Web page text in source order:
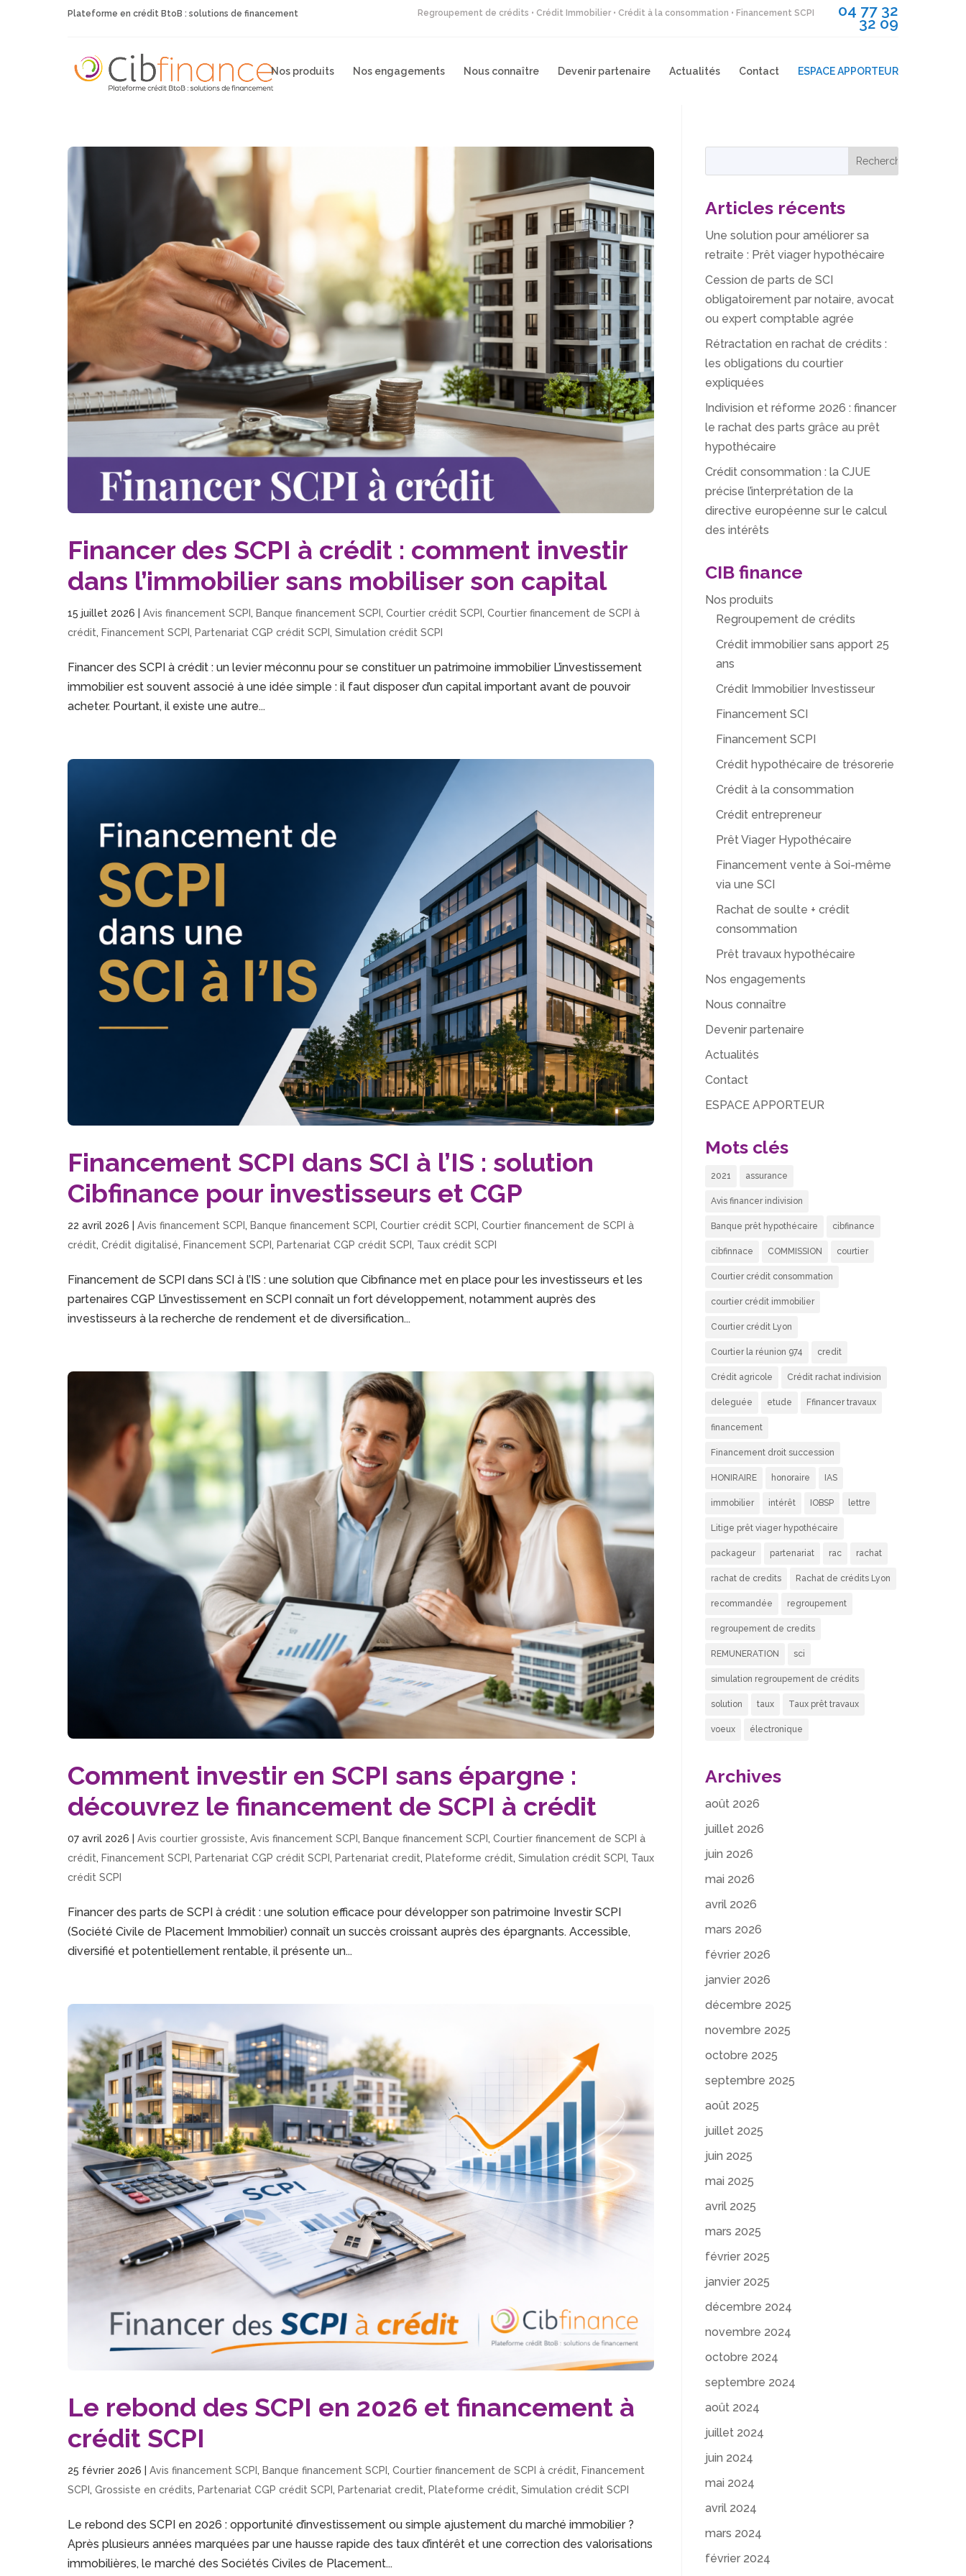
Plateforme en crédit BtoB : solutions de financement Regroupement de crédits • Crédit Immobilier • Crédit à la consommation • Financement SCPI 04 77 32
32 09
Nos produits Nos engagements Nous connaître Devenir partenaire Actualités Contact ESPACE APPORTEUR
Financer des SCPI à crédit : comment investir
dans l’immobilier sans mobiliser son capital
15 juillet 2026 |Avis financement SCPI , Banque financement SCPI ,Courtier crédit SCPI ,Courtier financement de SCPI à
crédit, Financement SCPI , Partenariat CGP crédit SCPI ,Simulation crédit SCPI
Financer des SCPI à crédit : un levier méconnu pour se constituer un patrimoine immobilier L’investissement
immobilier est souvent associé à une idée simple : il faut disposer d’un capital important avant de pouvoir
acheter. Pourtant, il existe une autre...
Financement SCPI dans SCI à l’IS : solution
Cibfinance pour investisseurs et CGP
22 avril 2026 |Avis financement SCPI, Banque financement SCPI,Courtier crédit SCPI,Courtier financement de SCPI à
crédit,Crédit digitalisé, Financement SCPI, Partenariat CGP crédit SCPI, Taux crédit SCPI
Financement de SCPI dans SCI à l’IS : une solution que Cibfinance met en place pour les investisseurs et les
partenaires CGP L’investissement en SCPI connaît un fort développement, notamment auprès des
investisseurs à la recherche de rendement et de diversification...
Comment investir en SCPI sans épargne :
découvrez le financement de SCPI à crédit
07 avril 2026 |Avis courtier grossiste,Avis financement SCPI,Banque financement SCPI,Courtier financement de SCPI à
crédit,Financement SCPI,Partenariat CGP crédit SCPI,Partenariat credit,Plateforme crédit,Simulation crédit SCPI, Taux
crédit SCPI
Financer des parts de SCPI à crédit : une solution efficace pour développer son patrimoine Investir SCPI
(Société Civile de Placement Immobilier) connaît un succès croissant auprès des épargnants. Accessible,
diversifié et potentiellement rentable, il présente un...
Le rebond des SCPI en 2026 et financement à
crédit SCPI
25 février 2026 |Avis financement SCPI , Banque financement SCPI ,Courtier financement de SCPI à crédit, Financement
SCPI ,Grossiste en crédits, Partenariat CGP crédit SCPI , Partenariat credit, Plateforme crédit,Simulation crédit SCPI
Le rebond des SCPI en 2026 : opportunité d’investissement ou simple ajustement du marché immobilier ?
Après plusieurs années marquées par une hausse rapide des taux d’intérêt et une correction des valorisations
immobilières, le marché des Sociétés Civiles de Placement...
Articles récents
Une solution pour améliorer sa
retraite : Prêt viager hypothécaire
Cession de parts de SCI
obligatoirement par notaire, avocat
ou expert comptable agrée
Rétractation en rachat de crédits :
les obligations du courtier
expliquées
Indivision et réforme 2026 : financer
le rachat des parts grâce au prêt
hypothécaire
Crédit consommation : la CJUE
précise l’interprétation de la
directive européenne sur le calcul
des intérêts
CIB finance
Nos produits
Regroupement de crédits
Crédit immobilier sans apport 25
ans
Crédit Immobilier Investisseur
Financement SCI
Financement SCPI
Crédit hypothécaire de trésorerie
Crédit à la consommation
Crédit entrepreneur
Prêt Viager Hypothécaire
Financement vente à Soi-même
via une SCI
Rachat de soulte + crédit
consommation
Prêt travaux hypothécaire
Nos engagements
Nous connaître
Devenir partenaire
Actualités
Contact
ESPACE APPORTEUR
Mots clés
2021 assurance
Avis financer indivision
Banque prêt hypothécaire cibfinance
cibfinnace COMMISSION courtier
Courtier crédit consommation
courtier crédit immobilier
Courtier crédit Lyon
Courtier la réunion 974 credit
Crédit agricole Crédit rachat indivision
deleguée etude Ffinancer travaux
financement
Financement droit succession
HONIRAIRE honoraire IAS
immobilier intérêt IOBSP lettre
Litige prêt viager hypothécaire
packageur partenariat rac rachat
rachat de credits Rachat de crédits Lyon
recommandée regroupement
regroupement de credits
REMUNERATION sci
simulation regroupement de crédits
solution taux Taux prêt travaux
voeux électronique
Archives
août 2026
juillet 2026
juin 2026
mai 2026
avril 2026
mars 2026
février 2026
janvier 2026
décembre 2025
novembre 2025
octobre 2025
septembre 2025
août 2025
juillet 2025
juin 2025
mai 2025
avril 2025
mars 2025
février 2025
janvier 2025
décembre 2024
novembre 2024
octobre 2024
septembre 2024
août 2024
juillet 2024
juin 2024
mai 2024
avril 2024
mars 2024
février 2024